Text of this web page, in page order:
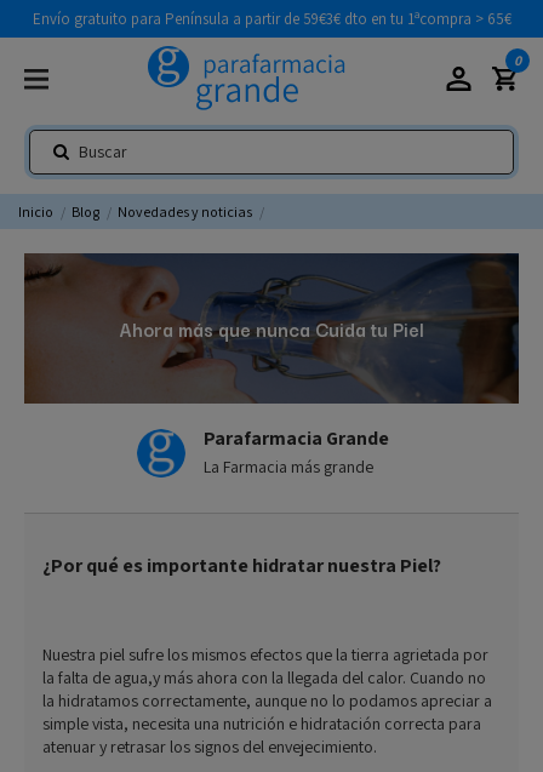
Envío gratuito para Península a partir de 59€3€ dto en tu 1ªcompra > 65€
0
Inicio Blog Novedades y noticias
Ahora más que nunca Cuida tu Piel
Parafarmacia Grande
La Farmacia más grande
¿Por qué es importante hidratar nuestra Piel?
Nuestra piel sufre los mismos efectos que la tierra agrietada por
la falta de agua,y más ahora con la llegada del calor. Cuando no
la hidratamos correctamente, aunque no lo podamos apreciar a
simple vista, necesita una nutrición e hidratación correcta para
atenuar y retrasar los signos del envejecimiento.